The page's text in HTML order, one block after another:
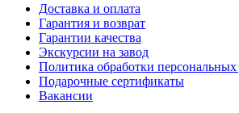
Доставка и оплата
Гарантия и возврат
Гарантии качества
Экскурсии на завод
Политика обработки
Подарочные сертификаты
Вакансии